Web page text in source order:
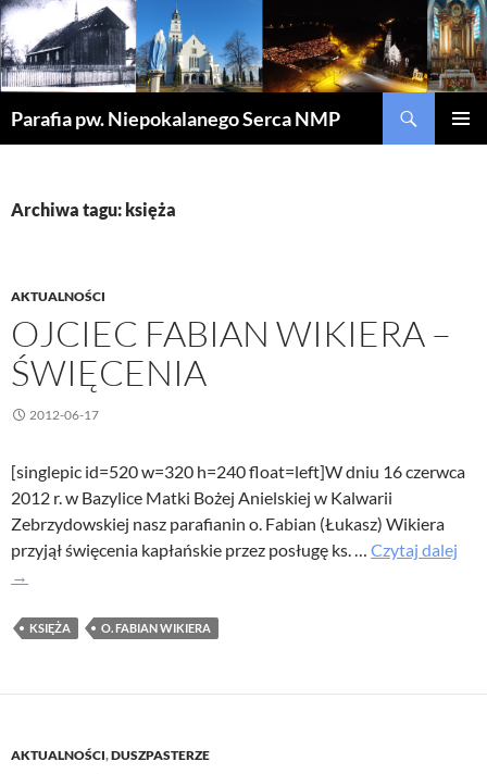
Parafia pw. Niepokalanego Serca NMP
Archiwa tagu: księża
AKTUALNOŚCI
OJCIEC FABIAN WIKIERA –
ŚWIĘCENIA
2012-06-17
[singlepic id=520 w=320 h=240 float=left]W dniu 16 czerwca
2012 r. w Bazylice Matki Bożej Anielskiej w Kalwarii
Zebrzydowskiej nasz parafianin o. Fabian (Łukasz) Wikiera
przyjął święcenia kapłańskie przez posługę ks. … Czytaj dalej
→
KSIĘŻA O. FABIAN WIKIERA
AKTUALNOŚCI,DUSZPASTERZE